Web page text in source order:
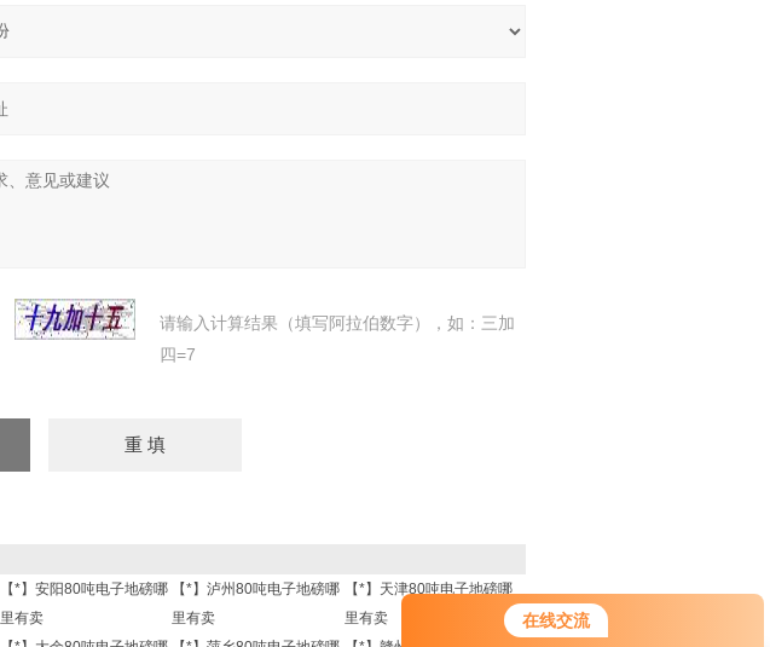
在线交流
请输入计算结果（填写阿拉伯数字），如：三加
四=7
【*】安阳80吨电子地磅哪
里有卖
【*】泸州80吨电子地磅哪
里有卖
【*】天津80吨电子地磅哪
里有卖